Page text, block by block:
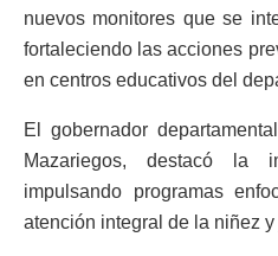
nuevos monitores que se
fortaleciendo las acciones
en centros educativos del
El gobernador
Mazariegos, destacó la
impulsando programas
atención integral de la niñez